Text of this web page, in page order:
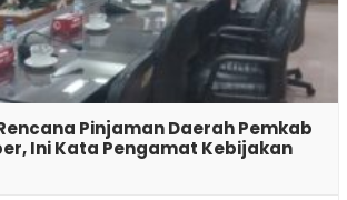
Pinjaman Daerah Pemkab
Ini Kata Pengamat Kebijakan